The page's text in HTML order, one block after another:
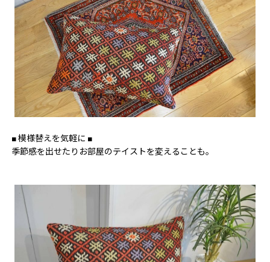
■ 模様替えを気軽に ■
季節感を出せたりお部屋のテイストを変えることも。